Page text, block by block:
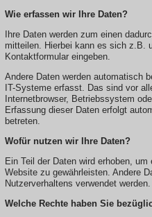
Wie erfassen wir Ihre Daten?
Ihre Daten werden zum einen
mitteilen. Hierbei kann es sich z.B.
Kontaktformular eingeben.
Andere Daten werden automatisch
IT-Systeme erfasst. Das sind vor
Internetbrowser, Betriebssystem
Erfassung dieser Daten erfolgt
betreten.
Wofür nutzen wir Ihre Daten?
Ein Teil der Daten wird erhoben,
Website zu gewährleisten. Andere
Nutzerverhaltens verwendet werden.
Welche Rechte haben Sie